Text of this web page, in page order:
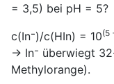
= 3,5) bei pH = 5?
c(In⁻)/c(HIn) = 10(5
→ In⁻ überwiegt
Methylorange).